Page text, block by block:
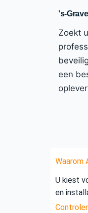
's-
Zoekt
een
Waarom
U kiest
en